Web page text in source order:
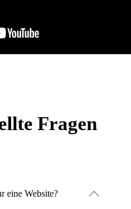
Fragen
eine Website?